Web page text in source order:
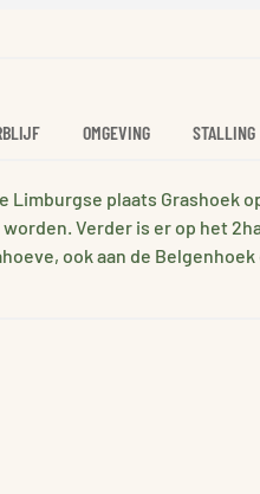
OMGEVING STALLING
Limburgse plaats
Verder is er op het
ook aan de